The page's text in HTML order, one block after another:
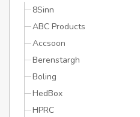
8Sinn
ABC Products
Accsoon
Berenstargh
Boling
HedBox
HPRC